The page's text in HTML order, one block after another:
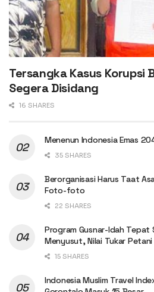
Tersangka Kasus Korupsi
Segera Disidang
16 SHARES
Menenun Indonesia Emas
35 SHARES
Berorganisasi Harus Taat
Foto-foto
22 SHARES
Program Gusnar-Idah Tepat
Menyusut, Nilai Tukar
15 SHARES
Indonesia Muslim Travel